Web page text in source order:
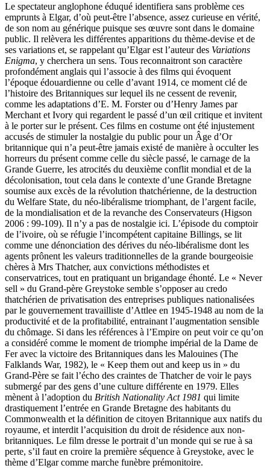
Le spectateur anglophone éduqué identifiera sans problème ces
emprunts à Elgar, d’où peut-être l’absence, assez curieuse en vérité,
de son nom au générique puisque ses œuvre sont dans le domaine
public. Il relèvera les différentes apparitions du thème-devise et de
ses variations et, se rappelant qu’Elgar est l’auteur des Variations
Enigma, y cherchera un sens. Tous reconnaitront son caractère
profondément anglais qui l’associe à des films qui évoquent
l’époque édouardienne ou celle d’avant 1914, ce moment clé de
l’histoire des Britanniques sur lequel ils ne cessent de revenir,
comme les adaptations d’E. M. Forster ou d’Henry James par
Merchant et Ivory qui regardent le passé d’un œil critique et invitent
à le porter sur le présent. Ces films en costume ont été injustement
accusés de stimuler la nostalgie du public pour un Âge d’Or
britannique qui n’a peut-être jamais existé de manière à occulter les
horreurs du présent comme celle du siècle passé, le carnage de la
Grande Guerre, les atrocités du deuxième conflit mondial et de la
décolonisation, tout cela dans le contexte d’une Grande Bretagne
soumise aux excès de la révolution thatchérienne, de la destruction
du Welfare State, du néo-libéralisme triomphant, de l’argent facile,
de la mondialisation et de la revanche des Conservateurs (Higson
2006 : 99-109). Il n’y a pas de nostalgie ici. L’épisode du comptoir
de l’ivoire, où se réfugie l’incompétent capitaine Billings, se lit
comme une dénonciation des dérives du néo-libéralisme dont les
agents prônent les valeurs traditionnelles de la grande bourgeoisie
chères à Mrs Thatcher, aux convictions méthodistes et
conservatrices, tout en pratiquant un brigandage éhonté. Le « Never
sell » du Grand-père Greystoke semble s’opposer au credo
thatchérien de privatisation des entreprises publiques nationalisées
par le gouvernement travailliste d’Attlee en 1945-1948 au nom de la
productivité et de la profitabilité, entrainant l’augmentation sensible
du chômage. Si dans les références à l’Empire on peut voir ce qu’on
a considéré comme le moment de triomphe impérial de la Dame de
Fer avec la victoire des Britanniques dans les Malouines (The
Falklands War, 1982), le « Keep them out and keep us in » du
Grand-Père se fait l’écho des craintes de Thatcher de voir le pays
submergé par des gens d’une culture différente en 1979. Elles
mènent à l’adoption du British Nationality Act 1981 qui limite
drastiquement l’entrée en Grande Bretagne des habitants du
Commonwealth et la définition de citoyen Britannique aux natifs du
royaume, et interdit l’acquisition du droit de résidence aux non-
britanniques. Le film dresse le portrait d’un monde qui se rue à sa
perte, s’il faut en croire la première séquence à Greystoke, avec le
thème d’Elgar comme marche funèbre prémonitoire.